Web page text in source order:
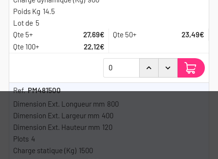
14.5
5
27,69€
23,49€
22,12€
PM481500
800
400
120
4
1500